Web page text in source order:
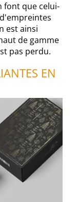
font que celui-
est ainsi
de gamme
pas perdu.
EN